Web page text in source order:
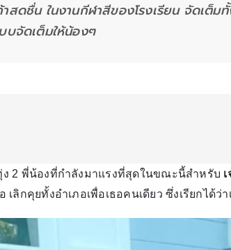
สดชื่น ในงานกีฬาสีของโรงเรียน จัดเต็
บจัดเต็มให้น้องๆ
ง 2 พี่น้องที่กำลังมาแรงที่สุดในขณะนี้สำหรับ
เลิกคุยทั้งอำเภอเพื่อเธอคนเดียว ซึ่งเรียกได้ว่